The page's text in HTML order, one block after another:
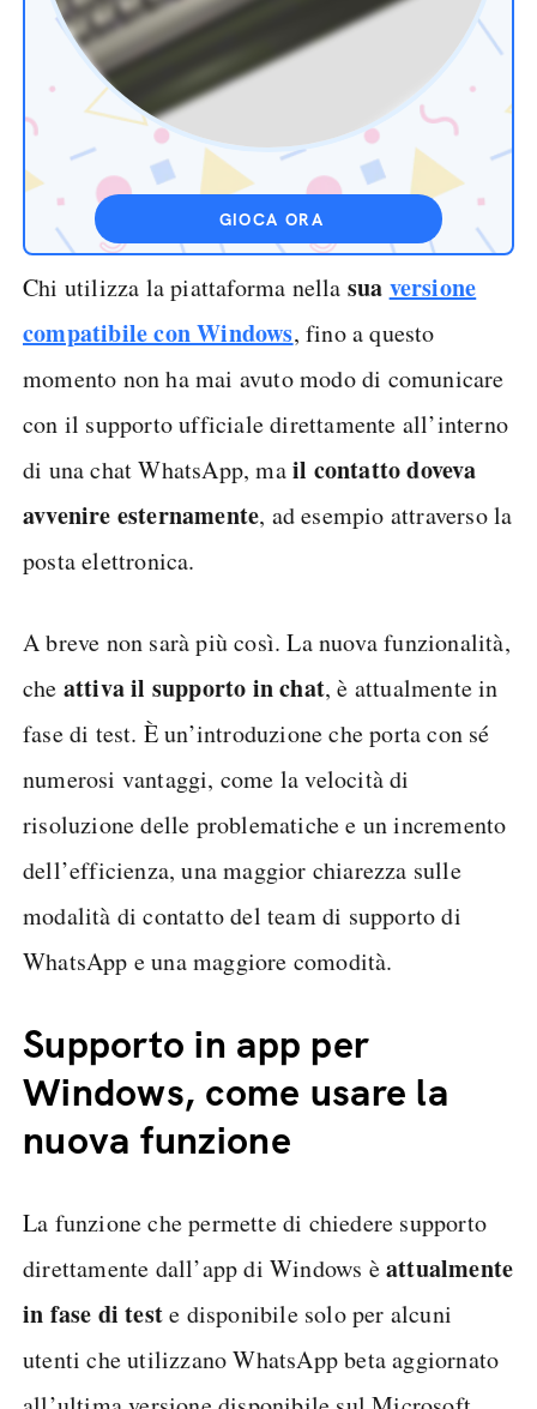
GIOCA ORA
Chi utilizza la piattaforma nella sua versione
compatibile con Windows, fino a questo
momento non ha mai avuto modo di comunicare
con il supporto ufficiale direttamente all’interno
di una chat WhatsApp, mail contatto doveva
avvenire esternamente, ad esempio attraverso la
posta elettronica.
A breve non sarà più così. La nuova funzionalità,
che attiva il supporto in chat, è attualmente in
fase di test. È un’introduzione che porta con sé
numerosi vantaggi, come la velocità di
risoluzione delle problematiche e un incremento
dell’efficienza, una maggior chiarezza sulle
modalità di contatto del team di supporto di
WhatsApp e una maggiore comodità.
Supporto in app per
Windows, come usare la
nuova funzione
La funzione che permette di chiedere supporto
direttamente dall’app di Windows èattualmente
in fase di teste disponibile solo per alcuni
utenti che utilizzano WhatsApp beta aggiornato